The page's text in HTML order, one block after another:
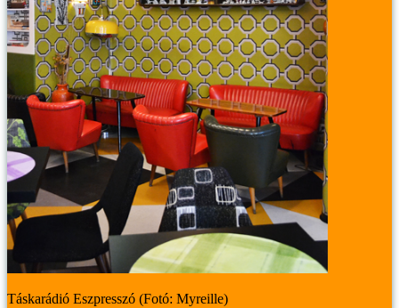
Táskarádió Eszpresszó (Fotó: Myreille)